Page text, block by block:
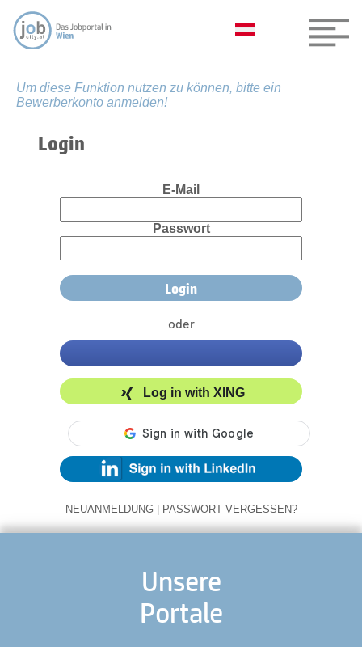
Um diese Funktion nutzen zu können, bitte ein
Bewerberkonto anmelden!
Login
E-Mail
Passwort
oder
Log in with XING
NEUANMELDUNG | PASSWORT VERGESSEN?
Unsere
Portale